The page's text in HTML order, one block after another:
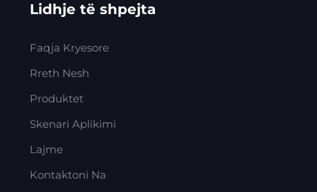
Lidhje të shpejta
Faqja Kryesore
Rreth Nesh
Produktet
Skenari Aplikimi
Lajme
Kontaktoni Na